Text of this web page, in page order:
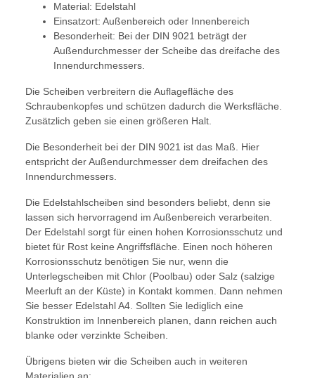
Material: Edelstahl
Einsatzort: Außenbereich oder Innenbereich
Besonderheit: Bei der DIN 9021 beträgt der
Außendurchmesser der Scheibe das dreifache des
Innendurchmessers.
Die Scheiben verbreitern die Auflagefläche des
Schraubenkopfes und schützen dadurch die Werksfläche.
Zusätzlich geben sie einen größeren Halt.
Die Besonderheit bei der DIN 9021 ist das Maß. Hier
entspricht der Außendurchmesser dem dreifachen des
Innendurchmessers.
Die Edelstahlscheiben sind besonders beliebt, denn sie
lassen sich hervorragend im Außenbereich verarbeiten.
Der Edelstahl sorgt für einen hohen Korrosionsschutz und
bietet für Rost keine Angriffsfläche. Einen noch höheren
Korrosionsschutz benötigen Sie nur, wenn die
Unterlegscheiben mit Chlor (Poolbau) oder Salz (salzige
Meerluft an der Küste) in Kontakt kommen. Dann nehmen
Sie besser Edelstahl A4. Sollten Sie lediglich eine
Konstruktion im Innenbereich planen, dann reichen auch
blanke oder verzinkte Scheiben.
Übrigens bieten wir die Scheiben auch in weiteren